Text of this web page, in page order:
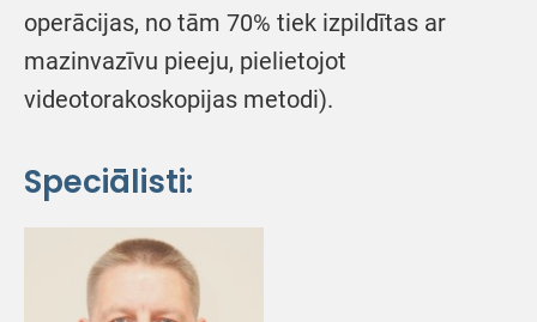
operācijas, no tām 70% tiek izpildītas ar
mazinvazīvu pieeju, pielietojot
videotorakoskopijas metodi).
Speciālisti: